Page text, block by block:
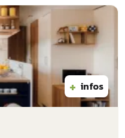
+ infos